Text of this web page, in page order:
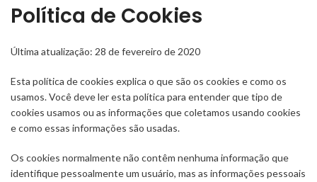
Política de Cookies
Última atualização: 28 de fevereiro de 2020
Esta política de cookies explica o que são os cookies e como os
usamos. Você deve ler esta política para entender que tipo de
cookies usamos ou as informações que coletamos usando cookies
e como essas informações são usadas.
Os cookies normalmente não contêm nenhuma informação que
identifique pessoalmente um usuário, mas as informações pessoais